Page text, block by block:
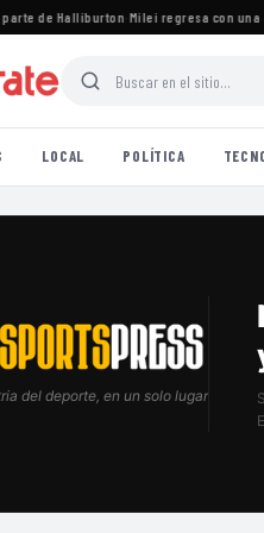
de Halliburton·Milei regresa con una
LOCAL POLÍTICA
del deporte, en un solo lugar